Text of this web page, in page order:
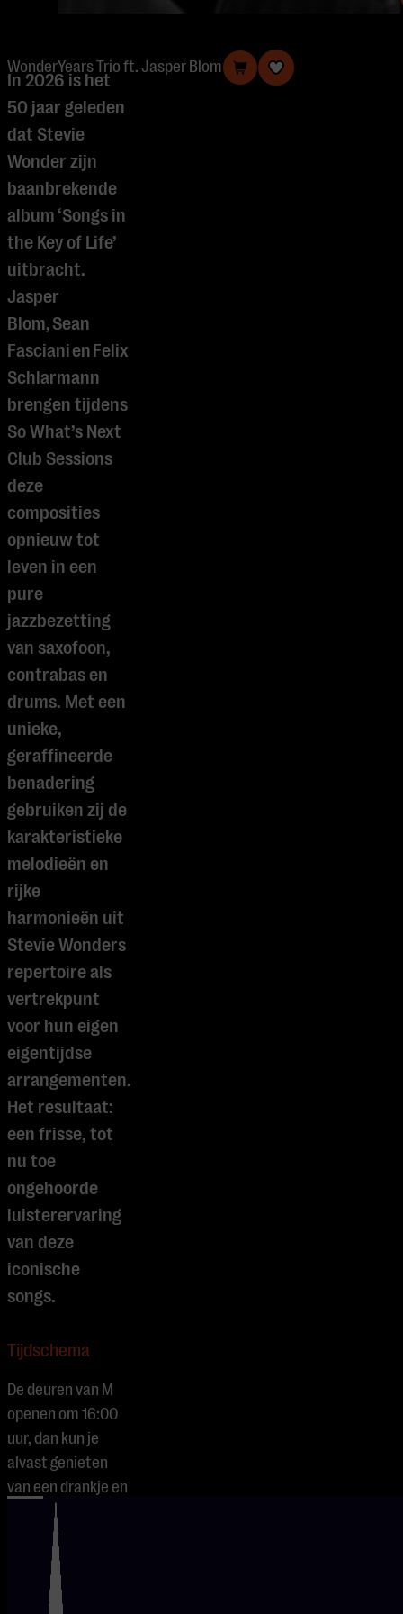
WonderYears Trio ft. Jasper Blom
In 2026 is het
50 jaar geleden
dat Stevie
Wonder zijn
baanbrekende
album ‘Songs in
the Key of Life’
uitbracht.
Jasper
Blom, Sean
Fasciani en Felix
Schlarmann
brengen tijdens
So What’s Next
Club Sessions
deze
composities
opnieuw tot
leven in een
pure
jazzbezetting
van saxofoon,
contrabas en
drums. Met een
unieke,
geraffineerde
benadering
gebruiken zij de
karakteristieke
melodieën en
rijke
harmonieën uit
Stevie Wonders
repertoire als
vertrekpunt
voor hun eigen
eigentijdse
arrangementen.
Het resultaat:
een frisse, tot
nu toe
ongehoorde
luisterervaring
van deze
iconische
songs.
Tijdschema
De deuren van M
openen om 16:00
uur, dan kun je
alvast genieten
van een drankje en
DJ. Het concert
start om 17:00 uur
uur. Om het geheel